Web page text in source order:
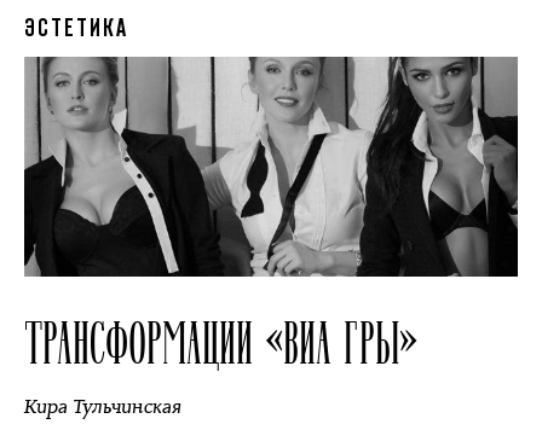
ЭСТЕТИКА
ТРАНСФОРМАЦИИ «ВИА ГРЫ»
Кира Тульчинская